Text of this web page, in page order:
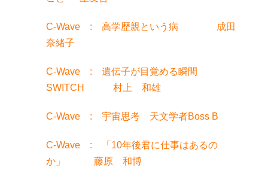
C-Wave : 高学歴親という病 成田
奈緒子
C-Wave : 遺伝子が目覚める瞬間
SWITCH 村上 和雄
C-Wave : 宇宙思考 天文学者Boss B
C-Wave : 「10年後君に仕事はあるの
か」 藤原 和博